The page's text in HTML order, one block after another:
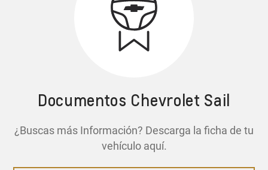
Documentos Chevrolet Sail
¿Buscas más Información? Descarga la ficha de tu
vehículo aquí.